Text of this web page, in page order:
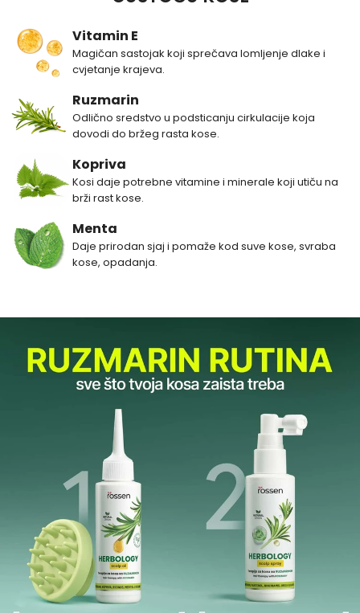
Vitamin E
Magičan sastojak koji sprečava lomljenje dlake i
cvjetanje krajeva.
Ruzmarin
Odlično sredstvo u podsticanju cirkulacije koja
dovodi do bržeg rasta kose.
Kopriva
Kosi daje potrebne vitamine i minerale koji utiču na
brži rast kose.
Menta
Daje prirodan sjaj i pomaže kod suve kose, svraba
kose, opadanja.